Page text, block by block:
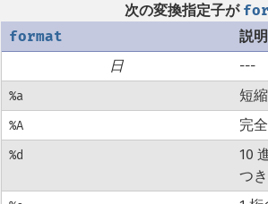
次の変換指定子が
format
説明
日
---
%a 短
%A
完
%d
10
つ